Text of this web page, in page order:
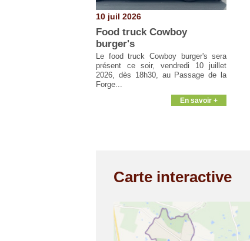
10 juil 2026
Food truck Cowboy
burger's
Le food truck Cowboy burger's sera
présent ce soir, vendredi 10 juillet
2026, dès 18h30, au Passage de la
Forge...
En savoir +
Carte interactive